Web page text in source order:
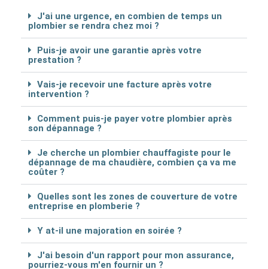
J'ai une urgence, en combien de temps un
plombier se rendra chez moi ?
Puis-je avoir une garantie après votre
prestation ?
Vais-je recevoir une facture après votre
intervention ?
Comment puis-je payer votre plombier après
son dépannage ?
Je cherche un plombier chauffagiste pour le
dépannage de ma chaudière, combien ça va me
coûter ?
Quelles sont les zones de couverture de votre
entreprise en plomberie ?
Y at-il une majoration en soirée ?
J'ai besoin d'un rapport pour mon assurance,
pourriez-vous m'en fournir un ?